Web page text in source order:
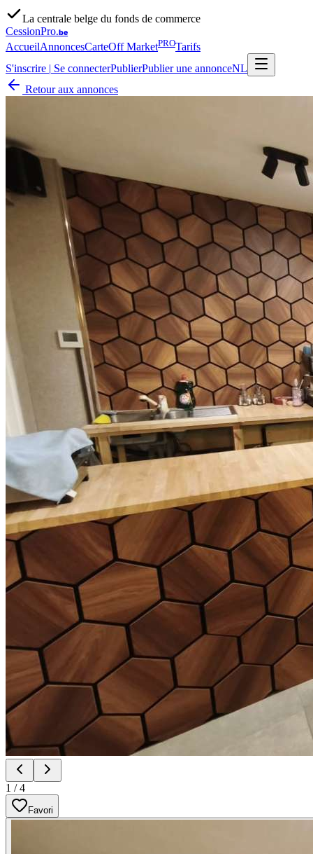
La centrale belge du fonds de commerce
CessionPro.be
AccueilAnnoncesCarteOff MarketPROTarifs
S'inscrire | Se connecterPublierPublier une annonceNL
Retour aux annonces
1 /4
Favori